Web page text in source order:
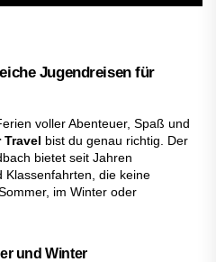
Jugendreisen für
voller Abenteuer, Spaß und
Travel bist du genau richtig. Der
bietet seit Jahren
Klassenfahrten, die keine
im Winter oder
und Winter